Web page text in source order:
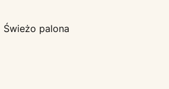
Świeżo palona